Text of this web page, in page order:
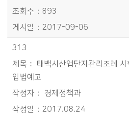
893
2017-09-06
313
태백시산업단지관리조례
입법예고
경제정책과
2017.08.24